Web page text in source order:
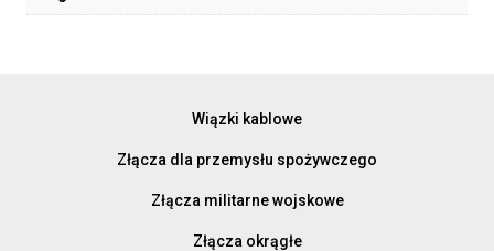
Wiązki kablowe
Złącza dla przemysłu spożywczego
Złącza militarne wojskowe
Złącza okrągłe